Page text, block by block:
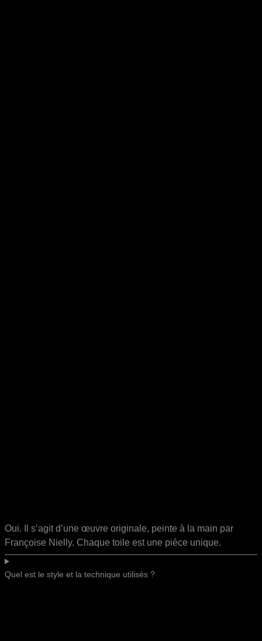
Oui. Il s’agit d’une œuvre originale, peinte à la main par
Françoise Nielly. Chaque toile est une pièce unique.
Quel est le style et la technique utilisés ?